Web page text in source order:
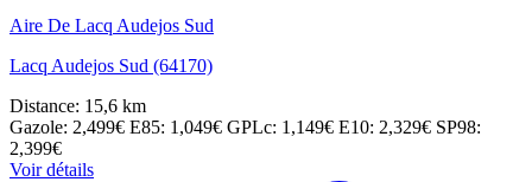
Aire De Lacq Audejos Sud
Lacq Audejos Sud (64170)
Distance: 15,6 km
Gazole: 2,499€ E85: 1,049€ GPLc: 1,149€ E10: 2,329€ SP98:
2,399€
Voir détails